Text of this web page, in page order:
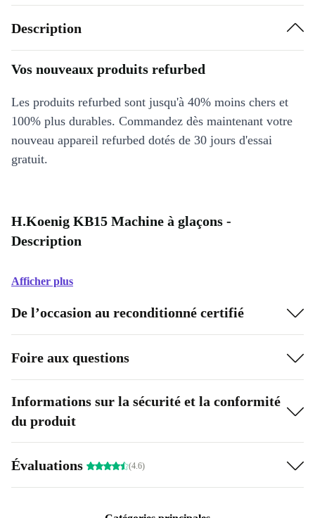
Description
Vos nouveaux produits refurbed
Les produits refurbed sont jusqu'à 40% moins chers et
100% plus durables. Commandez dès maintenant votre
nouveau appareil refurbed dotés de 30 jours d'essai
gratuit.
H.Koenig KB15 Machine à glaçons -
Description
Afficher plus
De l’occasion au reconditionné certifié
Foire aux questions
Informations sur la sécurité et la conformité
du produit
Évaluations (4.6)